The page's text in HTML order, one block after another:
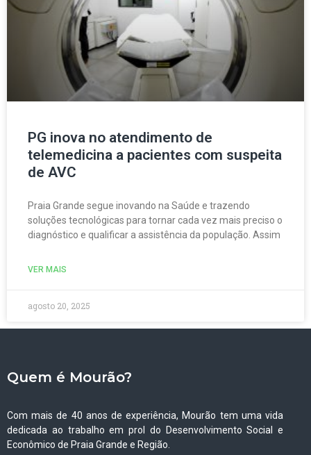
PG inova no atendimento de
telemedicina a pacientes com suspeita
de AVC
Praia Grande segue inovando na Saúde e trazendo
soluções tecnológicas para tornar cada vez mais preciso o
diagnóstico e qualificar a assistência da população. Assim
VER MAIS
agosto 20, 2025
Quem é Mourão?
Com mais de 40 anos de experiência, Mourão tem uma vida
dedicada ao trabalho em prol do Desenvolvimento Social e
Econômico de Praia Grande e Região.